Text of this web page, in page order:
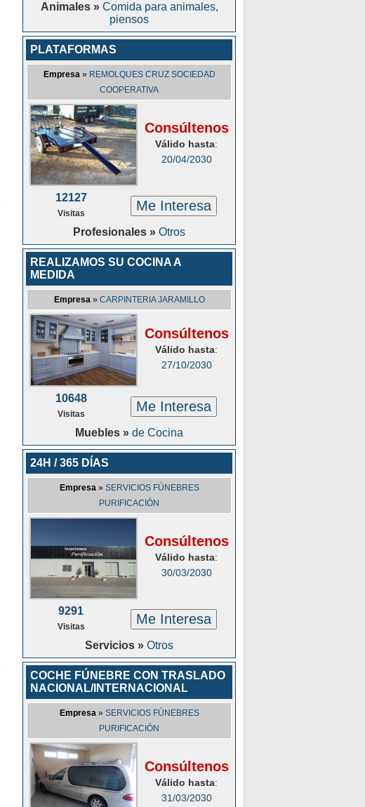
Animales » Comida para animales,
piensos
PLATAFORMAS
Empresa» REMOLQUES CRUZ SOCIEDAD
COOPERATIVA
Consúltenos
Válido hasta:
20/04/2030
12127
Visitas Me Interesa
Profesionales » Otros
REALIZAMOS SU COCINA A
MEDIDA
Empresa» CARPINTERIA JARAMILLO
Consúltenos
Válido hasta:
27/10/2030
10648
Visitas Me Interesa
Muebles » de Cocina
24H / 365 DÍAS
Empresa» SERVICIOS FÚNEBRES
PURIFICACIÓN
Consúltenos
Válido hasta:
30/03/2030
9291
Visitas Me Interesa
Servicios » Otros
COCHE FÚNEBRE CON TRASLADO
NACIONAL/INTERNACIONAL
Empresa» SERVICIOS FÚNEBRES
PURIFICACIÓN
Consúltenos
Válido hasta:
31/03/2030